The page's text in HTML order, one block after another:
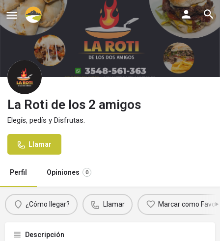
La Roti de los 2 amigos
Elegís, pedís y Disfrutas.
Llamar
Perfil Opiniones 0
¿Cómo llegar? Llamar Marcar como
Descripción